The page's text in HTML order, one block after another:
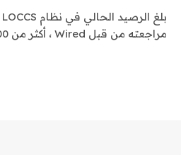
مراجعته من قبل Wired ، أكثر من 100 مليار دولار…